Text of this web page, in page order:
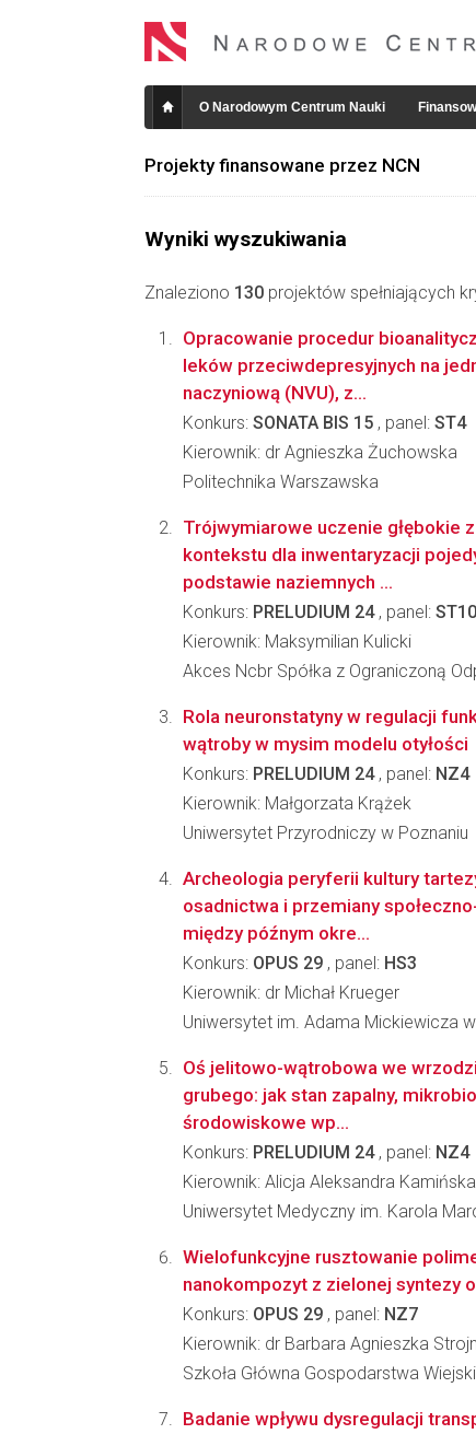
O Narodowym Centrum Nauki
Projekty finansowane przez NCN
Wyniki wyszukiwania
Znaleziono 130 projektów spełniających
Opracowanie procedur
leków przeciwdepresyjnych na
naczyniową (NVU), z...
Konkurs: SONATA BIS 15 , panel: ST4
Kierownik: dr Agnieszka Żuchowska
Politechnika Warszawska
Trójwymiarowe uczenie głębokie
kontekstu dla inwentaryzacji
podstawie naziemnych ...
Konkurs: PRELUDIUM 24, panel: ST10
Kierownik: Maksymilian Kulicki
Akces Ncbr Spółka z Ograniczoną
Rola neuronstatyny w regulacji
wątroby w mysim modelu otyłości
Konkurs: PRELUDIUM 24, panel: NZ4
Kierownik: Małgorzata Krążek
Uniwersytet Przyrodniczy w Poznaniu
Archeologia peryferii kultury
osadnictwa i przemiany
między późnym okre...
Konkurs: OPUS 29 , panel: HS3
Kierownik: dr Michał Krueger
Uniwersytet im. Adama Mickiewicza
Oś jelitowo-wątrobowa we
grubego: jak stan zapalny,
środowiskowe wp...
Konkurs: PRELUDIUM 24, panel: NZ4
Kierownik: Alicja Aleksandra Kamińska
Uniwersytet Medyczny im. Karola
Wielofunkcyjne rusztowanie
nanokompozyt z zielonej syntezy
Konkurs: OPUS 29 , panel: NZ7
Kierownik: dr Barbara Agnieszka
Szkoła Główna Gospodarstwa
Badanie wpływu dysregulacji